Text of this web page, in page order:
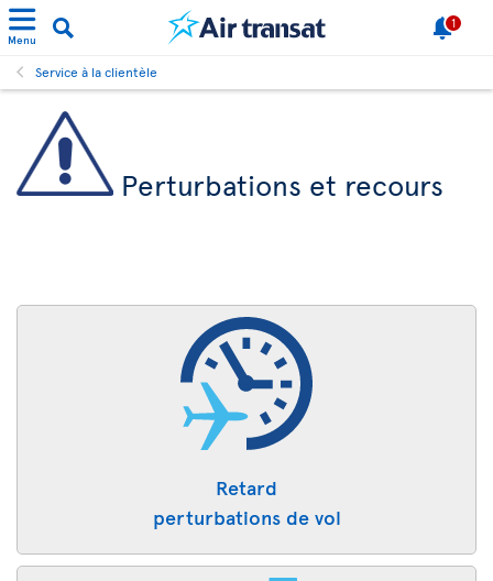
Menu
1
Service à la clientèle
Perturbations et recours
Retard
perturbations de vol